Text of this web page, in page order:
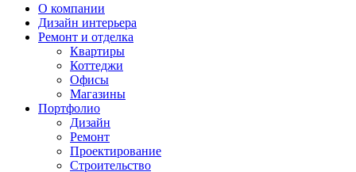
О компании
Дизайн интерьера
Ремонт и отделка
Квартиры
Коттеджи
Офисы
Магазины
Портфолио
Дизайн
Ремонт
Проектирование
Строительство
дизайне
ремонте